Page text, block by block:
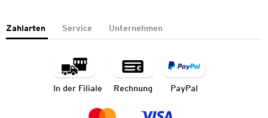
Zahlarten Service Unternehmen
In der Filiale Rechnung PayPal